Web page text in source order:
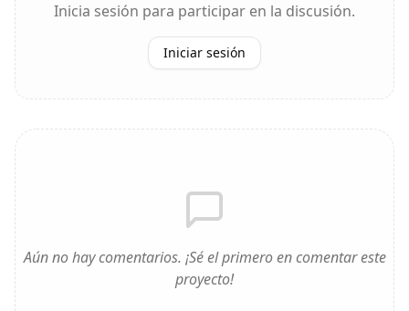
Inicia sesión para participar en la discusión.
Iniciar sesión
Aún no hay comentarios. ¡Sé el primero en comentar este
proyecto!